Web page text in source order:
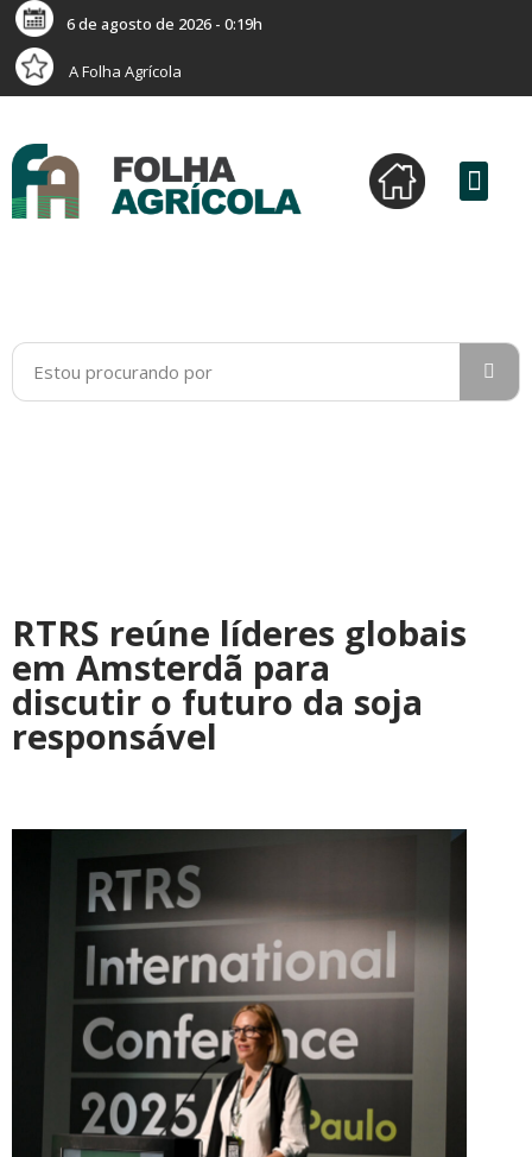
6 de agosto de 2026 - 0:19h
A Folha Agrícola
RTRS reúne líderes globais
em Amsterdã para
discutir o futuro da soja
responsável